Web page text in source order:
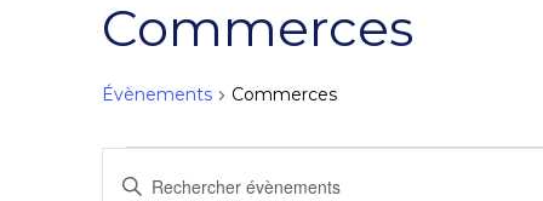
Commerces
Évènements Commerces
Évènements
Saisir